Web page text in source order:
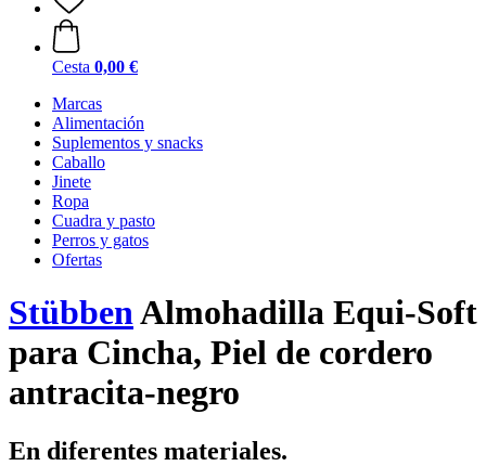
Cesta 0,00 €
Marcas
Alimentación
Suplementos y snacks
Caballo
Jinete
Ropa
Cuadra y pasto
Perros y gatos
Ofertas
StübbenAlmohadilla Equi-Soft
para Cincha, Piel de cordero
antracita-negro
En diferentes materiales.